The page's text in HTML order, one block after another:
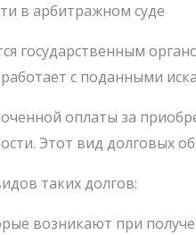
в арбитражном суде
государственным
с поданными
оплаты за
Этот вид долговых
таких долгов:
возникают при